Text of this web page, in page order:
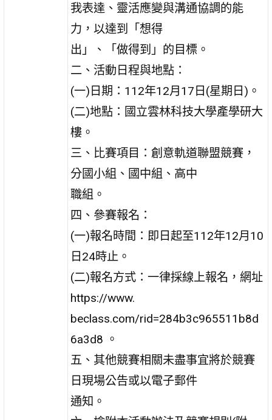
我表達、靈活應變與溝通協調的能
力，以達到「想得
出」、「做得到」的目標。
二、活動日程與地點：
(一)日期：112年12月17日(星期日)。
(二)地點：國立雲林科技大學產學研大
樓。
三、比賽項目：創意軌道聯盟競賽，
分國小組、國中組、高中
職組。
四、參賽報名：
(一)報名時間：即日起至112年12月10
日24時止。
(二)報名方式：一律採線上報名，網址
https://www.
beclass.com/rid=284b3c965511b8d
6a3d8 。
五、其他競賽相關未盡事宜將於競賽
日現場公告或以電子郵件
通知。